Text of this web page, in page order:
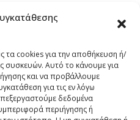
τα cookies για την αποθήκευση ή/
συσκευών. Αυτό το κάνουμε για
και να προβάλλουμε
για τις εν λόγω
δεδομένα
περιήγησης ή